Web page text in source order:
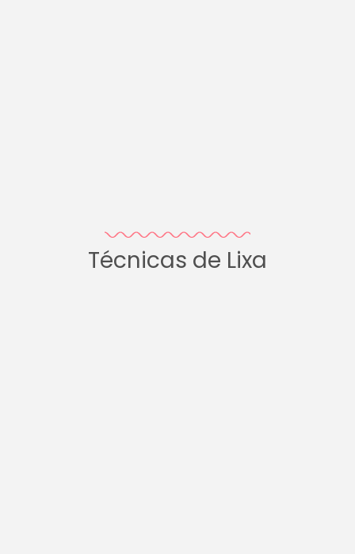
Técnicas de Lixa